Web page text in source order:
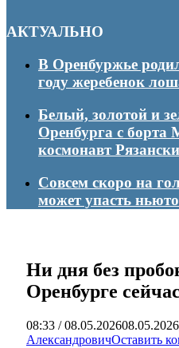
АКТУАЛЬНО
В Оренбуржье
году жеребенок
Белый, золотой и
Оренбурга с борта
космонавт
Совсем скоро на
может упасть
Ни дня без
Оренбурге
08:33 / 08.05.202608.05.2026
АлександровичОставить